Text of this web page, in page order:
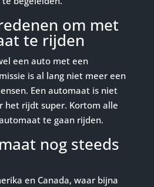
om met
te rijden
een auto met een
is al lang niet meer een
Een automaat is niet
het rijdt super. Kortom alle
te gaan rijden.
nog steeds
en Canada, waar bijna